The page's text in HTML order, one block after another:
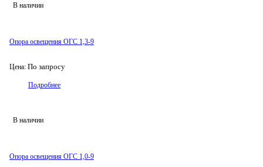
В наличии
Опора освещения ОГС 1,3-9
Цена: По запросу
Подробнее
В наличии
Опора освещения ОГС 1,0-9